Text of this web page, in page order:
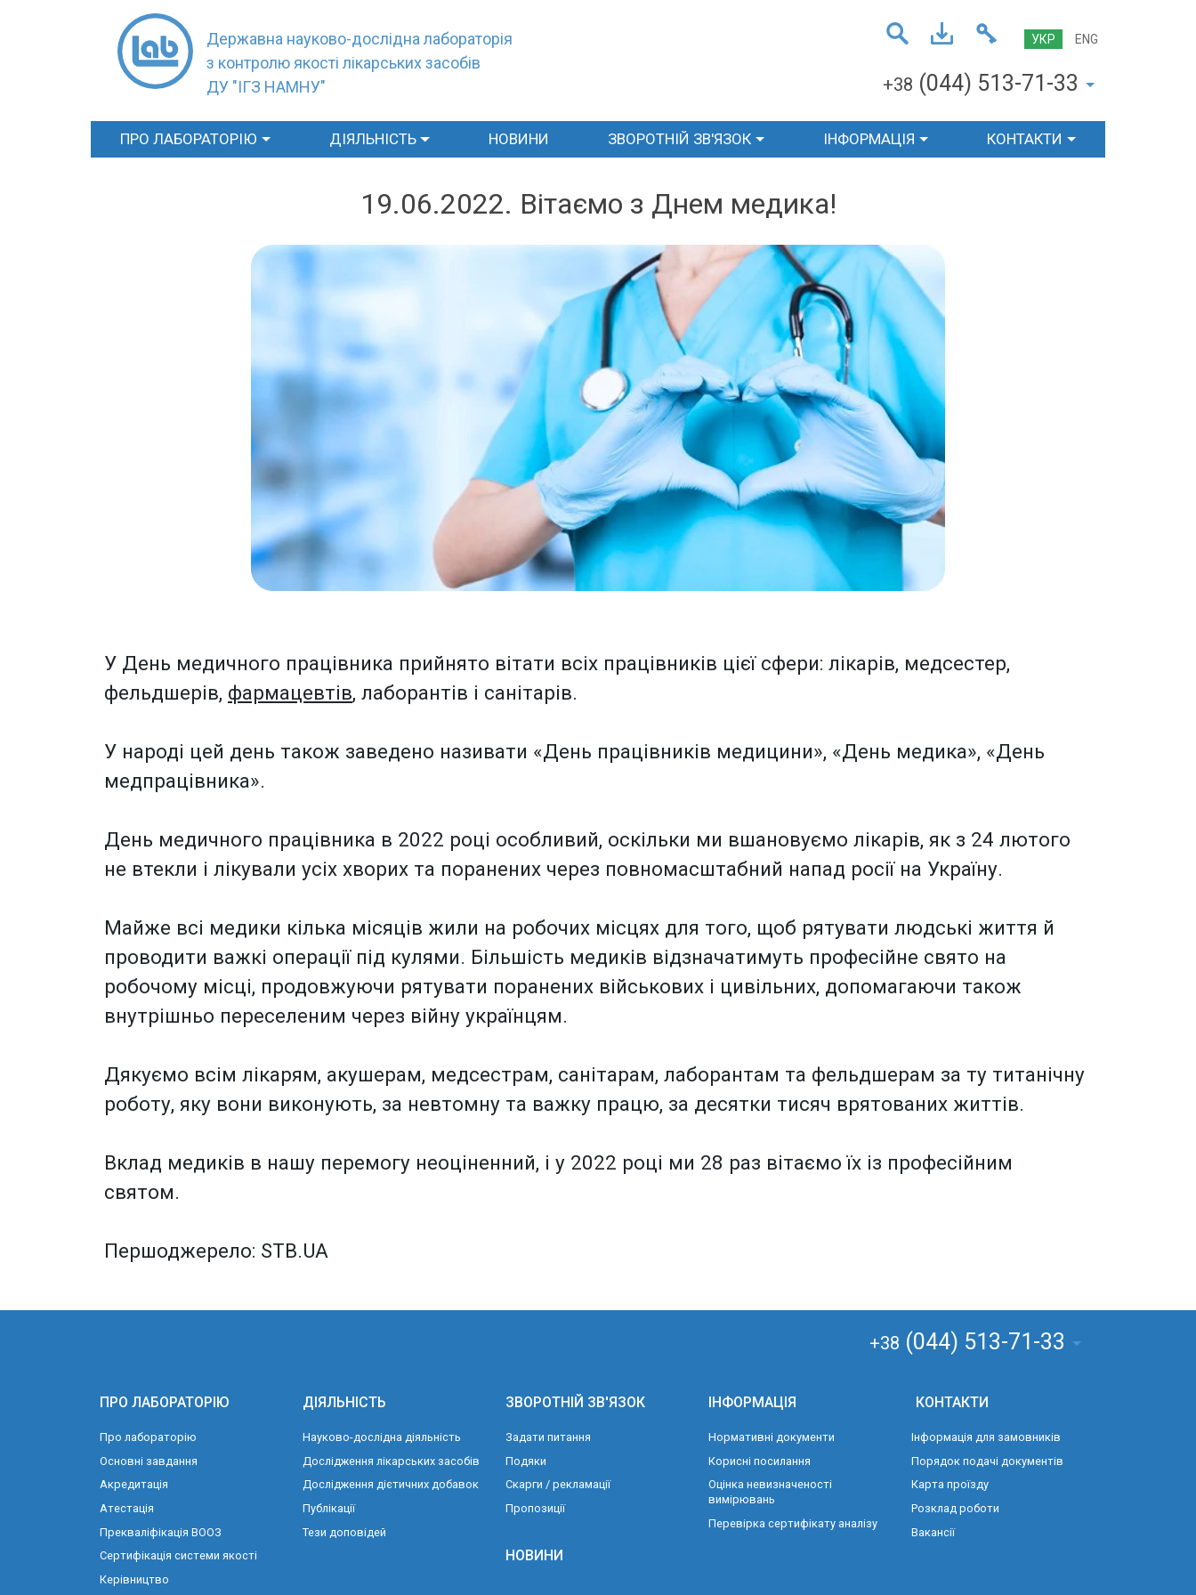
Державна науково-дослідна лабораторія
з контролю якості лікарських засобів
ДУ "ІГЗ НАМНУ"
УКР ENG
+38 (044) 513-71-33
ПРО ЛАБОРАТОРІЮ ДІЯЛЬНІСТЬ НОВИНИ ЗВОРОТНІЙ ЗВ'ЯЗОК ІНФОРМАЦІЯ КОНТАКТИ
19.06.2022. Вітаємо з Днем медика!
У День медичного працівника прийнято вітати всіх працівників цієї сфери: лікарів, медсестер,
фельдшерів, фармацевтів, лаборантів і санітарів.
У народі цей день також заведено називати «День працівників медицини», «День медика», «День
медпрацівника».
День медичного працівника в 2022 році особливий, оскільки ми вшановуємо лікарів, як з 24 лютого
не втекли і лікували усіх хворих та поранених через повномасштабний напад росії на Україну.
Майже всі медики кілька місяців жили на робочих місцях для того, щоб рятувати людські життя й
проводити важкі операції під кулями. Більшість медиків відзначатимуть професійне свято на
робочому місці, продовжуючи рятувати поранених військових і цивільних, допомагаючи також
внутрішньо переселеним через війну українцям.
Дякуємо всім лікарям, акушерам, медсестрам, санітарам, лаборантам та фельдшерам за ту титанічну
роботу, яку вони виконують, за невтомну та важку працю, за десятки тисяч врятованих життів.
Вклад медиків в нашу перемогу неоціненний, і у 2022 році ми 28 раз вітаємо їх із професійним
святом.
Першоджерело: STB.UA
+38 (044) 513-71-33
ПРО ЛАБОРАТОРІЮ
Про лабораторію
Основні завдання
Акредитація
Атестація
Прекваліфікація ВООЗ
Сертифікація системи якості
Керівництво
ДІЯЛЬНІСТЬ
Науково-дослідна діяльність
Дослідження лікарських засобів
Дослідження дієтичних добавок
Публікації
Тези доповідей
ЗВОРОТНІЙ ЗВ'ЯЗОК
Задати питання
Подяки
Скарги / рекламації
Пропозиції
НОВИНИ
ІНФОРМАЦІЯ
Нормативні документи
Корисні посилання
Оцінка невизначеності
вимірювань
Перевірка сертифікату аналізу
КОНТАКТИ
Інформація для замовників
Порядок подачі документів
Карта проїзду
Розклад роботи
Вакансії